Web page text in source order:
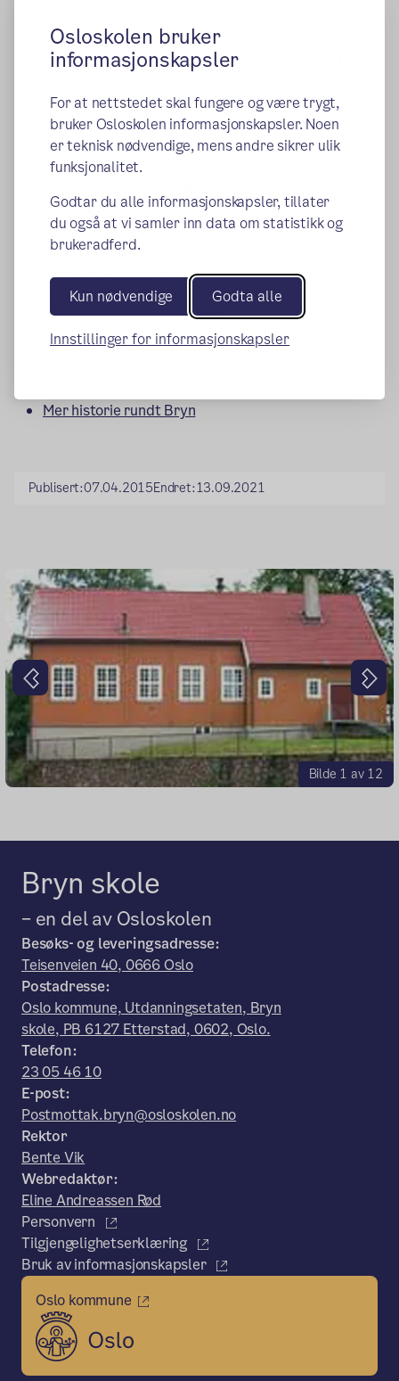
Osloskolen bruker
informasjonskapsler
For at nettstedet skal fungere og være trygt,
bruker Osloskolen informasjonskapsler. Noen
er teknisk nødvendige, mens andre sikrer ulik
funksjonalitet.
Godtar du alle informasjonskapsler, tillater
du også at vi samler inn data om statistikk og
brukeradferd.
Kun nødvendige Godta alle
Innstillinger for informasjonskapsler
nærmere 200. John Jå var overlærer fra 1963 til 1973.
I 1963 begynte "Sigdalsfrokosten". Elevene måtte ha
Det var Tilsynslærerinnen –som raskt ble kalt "Tante
mat" som hadde ansvaret for utdeling av dette. Elevene
måtte sitte i klasserommet, og det var strengt forbudt å
ta med seg mat eller drikke ut.
morsmål. Det varte i første omgang i 7 år. Deretter ble
den startet på nytt i 2008. Det ble også startet opp
egne spesialklasser for autister og elever med generelle
lærevansker på 2000-tallet. I dag er det ca 400 elever
på skolen. Det er ca 45 lærere og 26 assistenter. Skolen
har i dag gratis kjernetid på AKS
Mer historie rundt Bryn
Publisert:07.04.2015Endret:13.09.2021
Bilde 1 av 12
Forrige
Bryn skole
– en del av Osloskolen
Besøks- og leveringsadresse:
Teisenveien 40, 0666 Oslo
Postadresse:
Oslo kommune, Utdanningsetaten, Bryn
skole, PB 6127 Etterstad, 0602, Oslo.
Telefon:
23 05 46 10
E-post:
Postmottak.bryn@osloskolen.no
Rektor
Bente Vik
Webredaktør:
Eline Andreassen Rød
Personvern
Tilgjengelighetserklæring
Bruk av informasjonskapsler
Oslo kommune